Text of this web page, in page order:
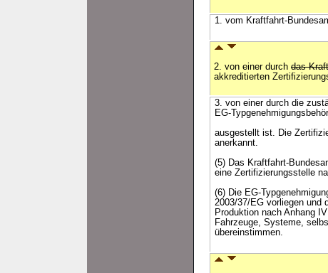
1. vom Kraftfahrt-
2. von einer durch das
akkreditierten
3. von einer durch die
EG-
ausgestellt ist. Die
anerkannt.
(5) Das Kraftfahrt-
eine Zertifizierungsstelle
(6) Die EG-
2003/37/EG vorliegen und
Produktion nach Anhang
Fahrzeuge, Systeme,
übereinstimmen.